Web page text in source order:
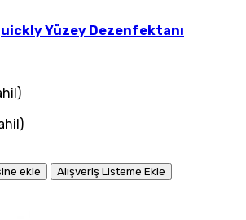
Yüzey Dezenfektanı
ekle
Alışveriş Listeme Ekle